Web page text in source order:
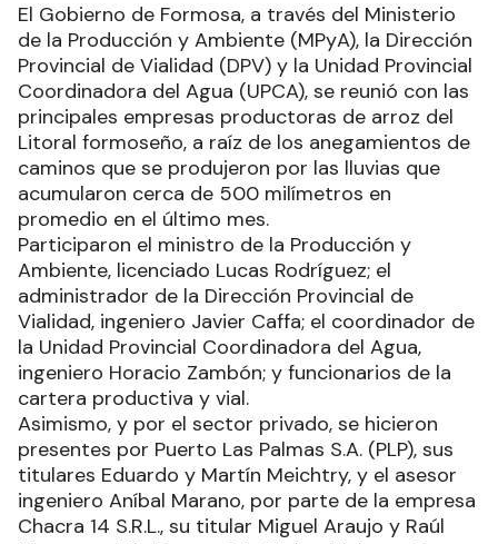
El Gobierno de Formosa, a través del Ministerio
de la Producción y Ambiente (MPyA), la Dirección
Provincial de Vialidad (DPV) y la Unidad Provincial
Coordinadora del Agua (UPCA), se reunió con las
principales empresas productoras de arroz del
Litoral formoseño, a raíz de los anegamientos de
caminos que se produjeron por las lluvias que
acumularon cerca de 500 milímetros en
promedio en el último mes.
Participaron el ministro de la Producción y
Ambiente, licenciado Lucas Rodríguez; el
administrador de la Dirección Provincial de
Vialidad, ingeniero Javier Caffa; el coordinador de
la Unidad Provincial Coordinadora del Agua,
ingeniero Horacio Zambón; y funcionarios de la
cartera productiva y vial.
Asimismo, y por el sector privado, se hicieron
presentes por Puerto Las Palmas S.A. (PLP), sus
titulares Eduardo y Martín Meichtry, y el asesor
ingeniero Aníbal Marano, por parte de la empresa
Chacra 14 S.R.L., su titular Miguel Araujo y Raúl